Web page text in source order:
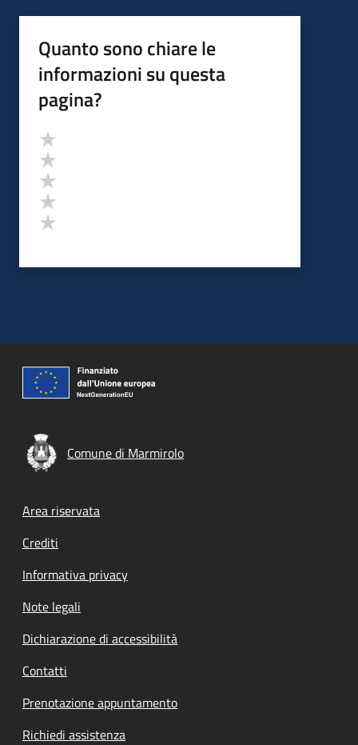
Quanto sono chiare le
informazioni su questa
pagina?
Valutazione
Comune di Marmirolo
Footer menu
Area riservata
Crediti
Informativa privacy
Note legali
Dichiarazione di accessibilità
Contatti
Prenotazione appuntamento
Richiedi assistenza